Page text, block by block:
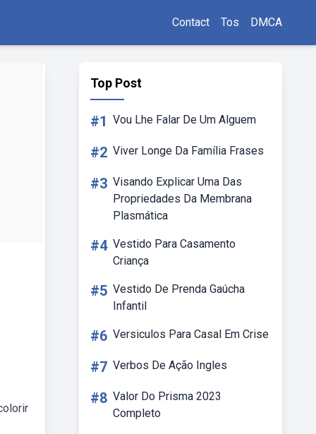
Contact Tos DMCA
Top Post
#1 Vou Lhe Falar De Um Alguem
#2 Viver Longe Da Família Frases
#3 Visando Explicar Uma Das
Propriedades Da Membrana
Plasmática
#4 Vestido Para Casamento
Criança
#5 Vestido De Prenda Gaúcha
Infantil
#6 Versiculos Para Casal Em Crise
#7 Verbos De Ação Ingles
#8 Valor Do Prisma 2023
Completo